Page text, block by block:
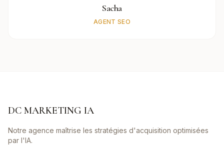
Sacha
AGENT SEO
DC MARKETING IA
Notre agence maîtrise les stratégies d'acquisition optimisées
par l'IA.